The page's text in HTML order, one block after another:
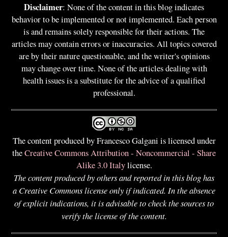
Disclaimer: None of the content in this blog indicates
behavior to be implemented or not implemented. Each person
is and remains solely responsible for their actions. The
articles may contain errors or inaccuracies. All topics covered
are by their nature questionable, and the writer's opinions
may change over time. None of the articles dealing with
health issues is a substitute for the advice of a qualified
professional.
The content produced by Francesco Galgani is licensed under
theCreative Commons Attribution - Noncommercial - Share
Alike 3.0 Italylicense.
The content produced by others and reported in this blog has
a Creative Commons license only if indicated. In the absence
of explicit indications, it is advisable to check the sources to
verify the license of the content.